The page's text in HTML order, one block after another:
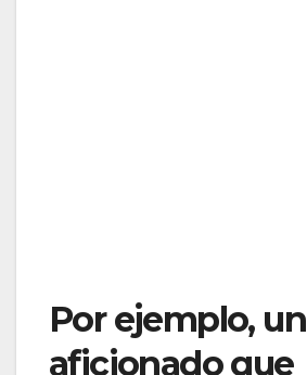
Por ejemplo, un
aficionado que